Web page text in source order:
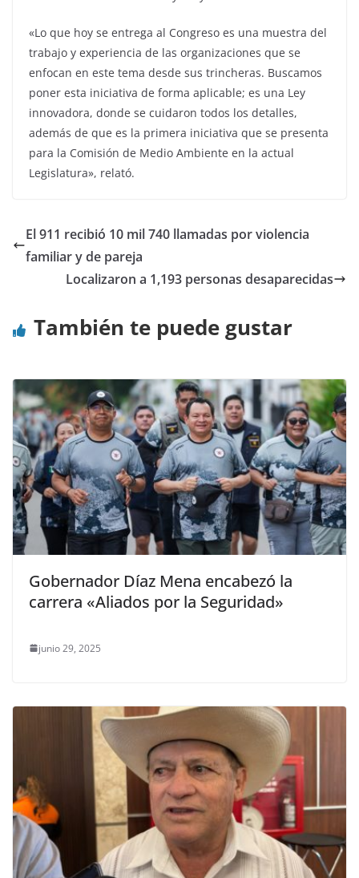
«Lo que hoy se entrega al Congreso es una muestra del
trabajo y experiencia de las organizaciones que se
enfocan en este tema desde sus trincheras. Buscamos
poner esta iniciativa de forma aplicable; es una Ley
innovadora, donde se cuidaron todos los detalles,
además de que es la primera iniciativa que se presenta
para la Comisión de Medio Ambiente en la actual
Legislatura», relató.
El 911 recibió 10 mil 740 llamadas por violencia
familiar y de pareja
Localizaron a 1,193 personas desaparecidas
También te puede gustar
Gobernador Díaz Mena encabezó la
carrera «Aliados por la Seguridad»
junio 29, 2025